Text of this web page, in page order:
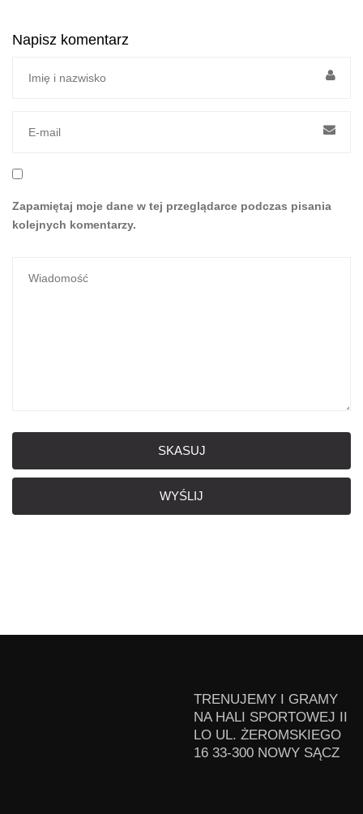
Napisz komentarz
Zapamiętaj moje dane w tej przeglądarce podczas pisania
kolejnych komentarzy.
SKASUJ
WYŚLIJ
TRENUJEMY I GRAMY
NA HALI SPORTOWEJ II
LO UL. ŻEROMSKIEGO
16 33-300 NOWY SĄCZ